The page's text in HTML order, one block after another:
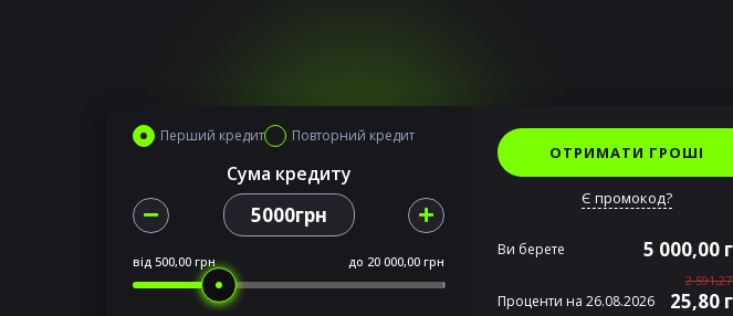
Перший кредит Повторний кредит
Сума кредиту
5000грн
від 500,00 грн до 20 000,00 грн
ОТРИМАТИ ГРОШІ
Є промокод?
Ви берете 5 000,00
2
Проценти на 26.08.2026 25,80